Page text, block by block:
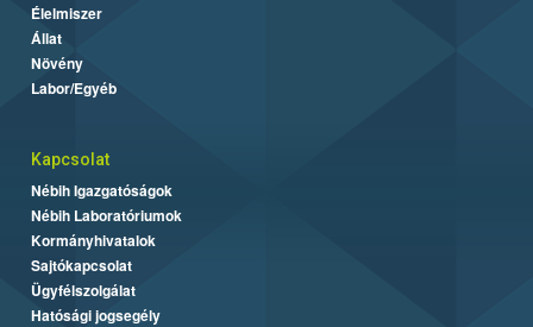
Élelmiszer
Állat
Növény
Labor/Egyéb
Kapcsolat
Nébih Igazgatóságok
Nébih Laboratóriumok
Kormányhivatalok
Sajtókapcsolat
Ügyfélszolgálat
Hatósági jogsegély